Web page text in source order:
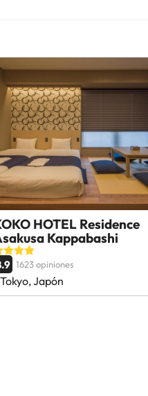
HOTEL Residence
Kappabashi
1623 opiniones
Tokyo, Japón